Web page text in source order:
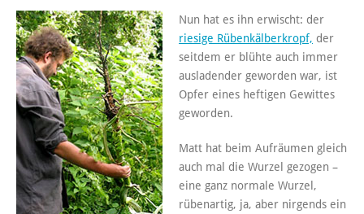
Nun hat es ihn erwischt: der
riesige Rübenkälberkropf, der
seitdem er blühte auch immer
ausladender geworden war, ist
Opfer eines heftigen Gewittes
geworden.
Matt hat beim Aufräumen gleich
auch mal die Wurzel gezogen –
eine ganz normale Wurzel,
rübenartig, ja, aber nirgends ein